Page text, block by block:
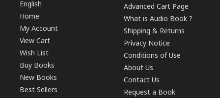
English
Home
My Account
View Cart
Wish List
Buy Books
New Books
Best Sellers
Advanced Cart Page
What is Audio Book ?
Shipping & Returns
Privacy Notice
Conditions of Use
About Us
Contact Us
Request a Book